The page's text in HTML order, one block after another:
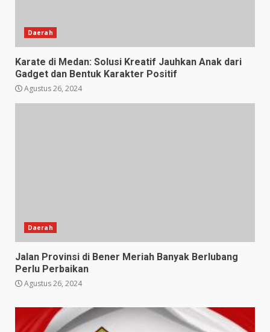
Daerah
Karate di Medan: Solusi Kreatif Jauhkan Anak dari
Gadget dan Bentuk Karakter Positif
Agustus 26, 2024
Daerah
Jalan Provinsi di Bener Meriah Banyak Berlubang
Perlu Perbaikan
Agustus 26, 2024